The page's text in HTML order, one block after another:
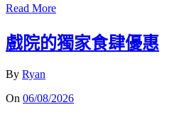
Read More
戲院的獨家食肆優惠
By Ryan
On 06/08/2026